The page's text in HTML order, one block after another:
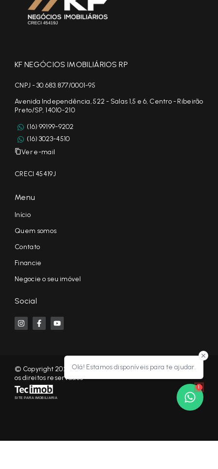
Olá! Estamos disponíveis para te ajudar.
1
KF NEGÓCIOS IMOBILIÁRIOS RP
CNPJ - 30.683.877/0001-95
Avenida Independência, 522 - Salas 1,5 e 6, Centro - Ribeirão
Preto/SP, 14010-210
(16) 99199-9202
(16) 3023-4510
Ver e-mail
CRECI 45419J
Menu
Início
Quem somos
Contato
Financie
Negocie o seu imóvel
Social
© Copyright 2026 - KF NEGÓCIOS IMOBILIÁRIOS RP - Todos
os direitos reservados
SITE PARA IMOBILIARIA